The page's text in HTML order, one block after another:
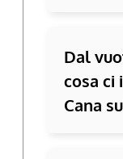
Dal
cosa ci
Cana